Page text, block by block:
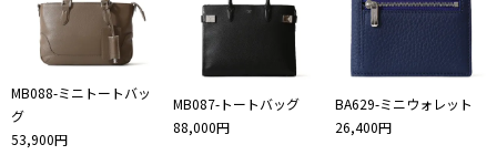
MB088-ミニトートバッ
グ
53,900円
MB087-トートバッグ
88,000円
BA629-ミニウォレット
26,400円